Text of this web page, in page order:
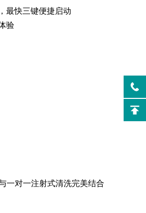
最快三键便捷启动
验
一对一注射式清洗完美结合